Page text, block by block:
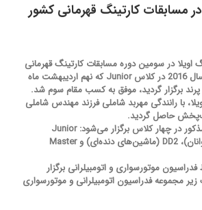
کارتینگ قهرمانی کشور
اویلا در سومین دوره مسابقات کارتینگ قهرمانی
کشور (ROTAX MAX) سال 2016 در کلاس Junior که نهم اردیبهشت ماه
با رانندگی مهربد شاملی فرزند مهندس شاملی
حاصل گردید.
گفتنی است، مسابقات مذکور در چهار کلاس برگزار می‌شود: Junior
(نوجوانان)، Senior (جوانان)، DD2 (ماشین‌های دنده‌ای) و Master
موتورسواری و اتومبیلرانی برگزار
مجموعه فدراسیون اتومبیلرانی و موتورسواری